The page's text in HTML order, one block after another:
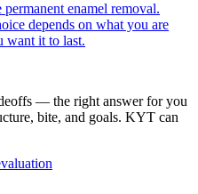
enamel removal.
depends on what you are
want it to last.
— the right answer for you
bite, and goals. KYT can